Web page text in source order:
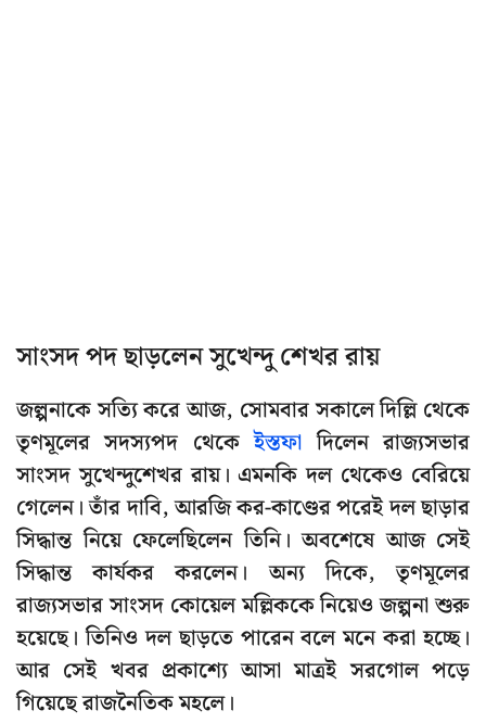
সাংসদ পদ ছাড়লেন সুখেন্দু শেখর রায়
জল্পনাকে সত্যি করে আজ, সোমবার সকালে দিল্লি থেকে
তৃণমূলের সদস্যপদ থেকেইস্তফা দিলেন রাজ্যসভার
সাংসদ সুখেন্দুশেখর রায়। এমনকি দল থেকেও বেরিয়ে
গেলেন। তাঁর দাবি, আরজি কর-কাণ্ডের পরেই দল ছাড়ার
সিদ্ধান্ত নিয়ে ফেলেছিলেন তিনি। অবশেষে আজ সেই
সিদ্ধান্ত কার্যকর করলেন। অন্য দিকে, তৃণমূলের
রাজ্যসভার সাংসদ কোয়েল মল্লিককে নিয়েও জল্পনা শুরু
হয়েছে। তিনিও দল ছাড়তে পারেন বলে মনে করা হচ্ছে।
আর সেই খবর প্রকাশ্যে আসা মাত্রই সরগোল পড়ে
গিয়েছে রাজনৈতিক মহলে।